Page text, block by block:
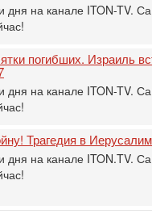
дня на канале ITON-TV.
погибших. Израиль
дня на канале ITON-TV.
Трагедия в
дня на канале ITON.TV.